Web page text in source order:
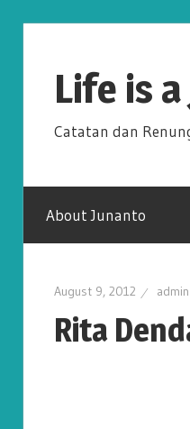
contentLife is
Catatan dan
About Junanto
August 9, 2012 admin
Rita